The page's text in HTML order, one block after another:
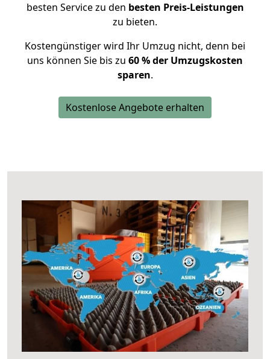
besten Service zu den besten Preis-Leistungen
zu bieten.
Kostengünstiger wird Ihr Umzug nicht, denn bei
uns können Sie bis zu 60 % der Umzugskosten
sparen.
Kostenlose Angebote erhalten